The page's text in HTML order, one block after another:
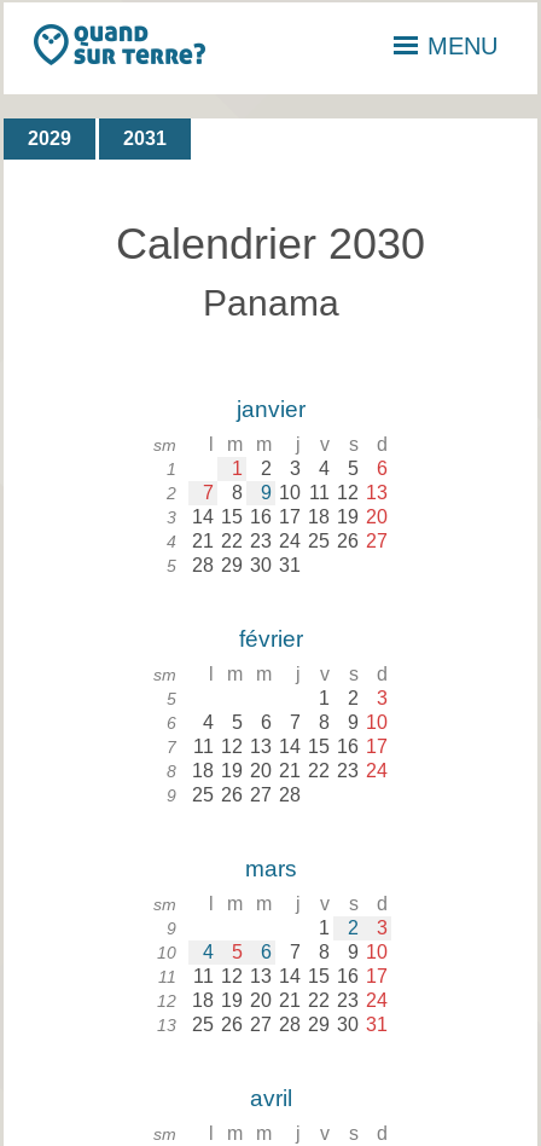
MENU
2029 2031
Calendrier 2030
Panama
janvier
sm m m j v s d
1 1 2 3 4 5 6
2 7 8 9 10 11 12 13
3 14 15 16 17 18 19 20
4 21 22 23 24 25 26 27
5 28 29 30 31
février
sm m m j v s d
5 1 2 3
6 4 5 6 7 8 9 10
7 11 12 13 14 15 16 17
8 18 19 20 21 22 23 24
9 25 26 27 28
mars
sm m m j v s d
9 1 2 3
10 4 5 6 7 8 9 10
11 11 12 13 14 15 16 17
12 18 19 20 21 22 23 24
13 25 26 27 28 29 30 31
avril
sm m m j v s d